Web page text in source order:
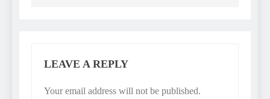
LEAVE A REPLY
Your email address will not be published.